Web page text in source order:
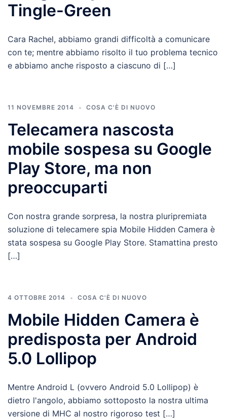
Tingle-Green
Cara Rachel, abbiamo grandi difficoltà a comunicare
con te; mentre abbiamo risolto il tuo problema tecnico
e abbiamo anche risposto a ciascuno di […]
11 NOVEMBRE 2014 COSA C'È DI NUOVO
Telecamera nascosta
mobile sospesa su Google
Play Store, ma non
preoccuparti
Con nostra grande sorpresa, la nostra pluripremiata
soluzione di telecamere spia Mobile Hidden Camera è
stata sospesa su Google Play Store. Stamattina presto
[…]
4 OTTOBRE 2014 COSA C'È DI NUOVO
Mobile Hidden Camera è
predisposta per Android
5.0 Lollipop
Mentre Android L (ovvero Android 5.0 Lollipop) è
dietro l'angolo, abbiamo sottoposto la nostra ultima
versione di MHC al nostro rigoroso test […]